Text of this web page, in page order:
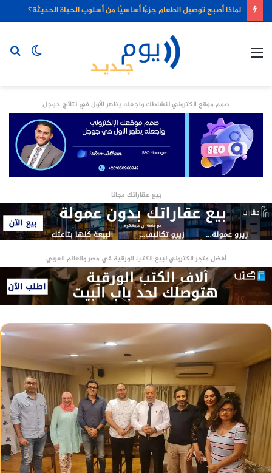
لماذا أصبح توصيل الطعام جزءًا أساسيًا من أسلوب الحياة الحديثة؟
الوضع
صمم موقع الكتروني لنشاطك واجعله يظهر الأول في نتائج جوجل
بيع عقاراتك مجانا
أفضل متجر الكتروني لبيع الكتب الورقية في مصر والعالم العربي